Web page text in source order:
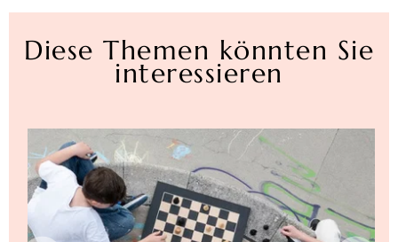
Diese Themen könnten Sie
interessieren